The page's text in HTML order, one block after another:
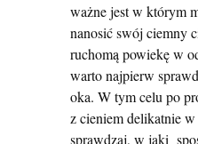
ważne jest w którym
nanosić swój ciemny
ruchomą powiekę w
warto najpierw
oka. W tym celu po
z cieniem delikatnie
sprawdzaj, w jaki